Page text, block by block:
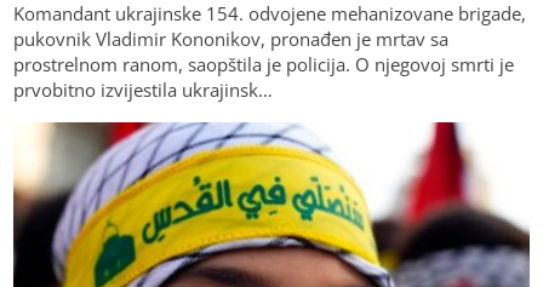
Komandant ukrajinske 154. odvojene mehanizovane brigade,
pukovnik Vladimir Kononikov, pronađen je mrtav sa
prostrelnom ranom, saopštila je policija. O njegovoj smrti je
prvobitno izvijestila ukrajinsk…